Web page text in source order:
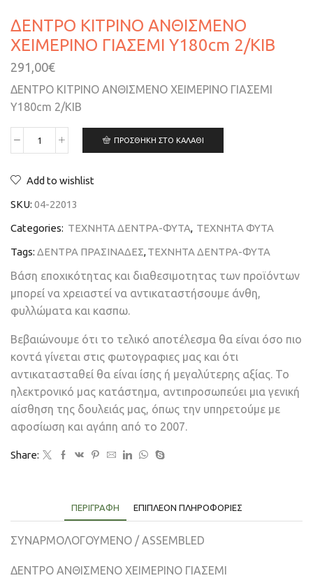
ΔΕΝΤΡΟ ΚΙΤΡΙΝΟ ΑΝΘΙΣΜΕΝΟ
ΧΕΙΜΕΡΙΝΟ ΓΙΑΣΕΜΙ Υ180cm 2/ΚΙΒ
291,00€
ΔΕΝΤΡΟ ΚΙΤΡΙΝΟ ΑΝΘΙΣΜΕΝΟ ΧΕΙΜΕΡΙΝΟ ΓΙΑΣΕΜΙ
Υ180cm 2/ΚΙΒ
ΠΡΟΣΘΉΚΗ ΣΤΟ ΚΑΛΆΘΙ
Add to wishlist
SKU: 04-22013
Categories: ΤΕΧΝΗΤΑ ΔΕΝΤΡΑ-ΦΥΤΑ, ΤΕΧΝΗΤΑ ΦΥΤΑ
Tags: ΔΕΝΤΡΑ ΠΡΑΣΙΝΑΔΕΣ,ΤΕΧΝΗΤΑ ΔΕΝΤΡΑ-ΦΥΤΑ
Βάση εποχικότητας και διαθεσιμοτητας των προϊόντων
μπορεί να χρειαστεί να αντικαταστήσουμε άνθη,
φυλλώματα και κασπω.
Βεβαιώνουμε ότι το τελικό αποτέλεσμα θα είναι όσο πιο
κοντά γίνεται στις φωτογραφιες μας και ότι
αντικατασταθεί θα είναι ίσης ή μεγαλύτερης αξίας. Το
ηλεκτρονικό μας κατάστημα, αντιπροσωπεύει μια γενική
αίσθηση της δουλειάς μας, όπως την υπηρετούμε με
αφοσίωση και αγάπη από το 2007.
Share:
ΠΕΡΙΓΡΑΦΉ ΕΠΙΠΛΈΟΝ ΠΛΗΡΟΦΟΡΊΕΣ
ΣΥΝΑΡΜΟΛΟΓΟΥΜΕΝΟ / ASSEMBLED
ΔΕΝΤΡΟ ΑΝΘΙΣΜΕΝΟ ΧΕΙΜΕΡΙΝΟ ΓΙΑΣΕΜΙ